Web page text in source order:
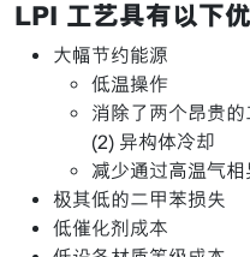
LPI 工艺具有以下优
大幅节约能源
低温操作
消除了两个昂贵
(2) 异构体冷却
减少通过高温气
极其低的二甲苯损失
低催化剂成本